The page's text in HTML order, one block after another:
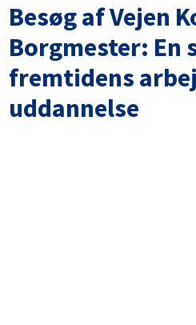
Besøg af Vejen
Borgmester: En
fremtidens
uddannelse